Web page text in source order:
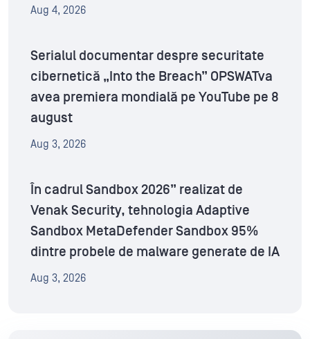
Aug 4, 2026
Serialul documentar despre securitate
cibernetică „Into the Breach” OPSWATva
avea premiera mondială pe YouTube pe 8
august
Aug 3, 2026
În cadrul Sandbox 2026” realizat de
Venak Security, tehnologia Adaptive
Sandbox MetaDefender Sandbox 95%
dintre probele de malware generate de IA
Aug 3, 2026